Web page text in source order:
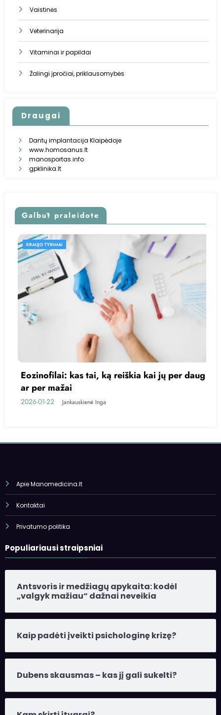
Vaistinės
Veterinarija
Vitaminai ir papildai
Žalingi įpročiai, priklausomybės
Draugai
Dantų implantacija Klaipėdoje
www.homosanus.lt
manosportas.info
gpklinika.lt
Galbūt praleidote
kai jų per daug Kas yra trigliceridai?
Kontaktai
Privatumo politika
„valgyk mažiau“ dažnai neveikia